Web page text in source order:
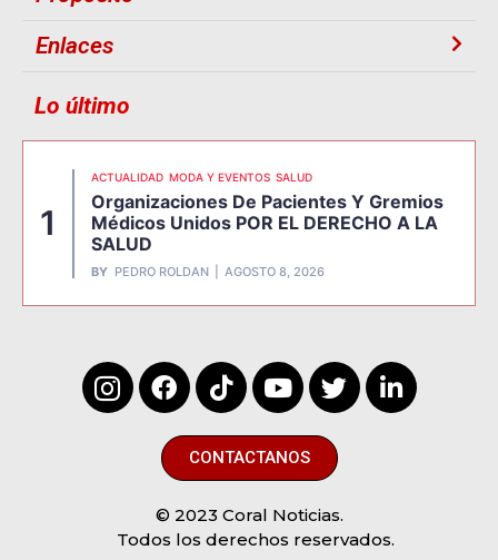
Enlaces
Lo último
1
ACTUALIDAD MODA Y EVENTOS SALUD
Organizaciones De Pacientes Y Gremios
Médicos Unidos POR EL DERECHO A LA
SALUD
BY PEDRO ROLDAN AGOSTO 8, 2026
CONTACTANOS
© 2023 Coral Noticias.
Todos los derechos reservados.